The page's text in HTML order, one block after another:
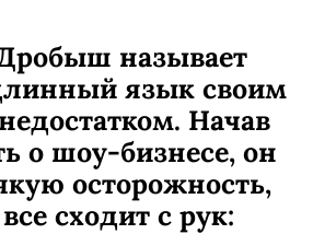
называет
язык своим
Начав
о шоу-бизнесе, он
осторожность,
сходит с рук: